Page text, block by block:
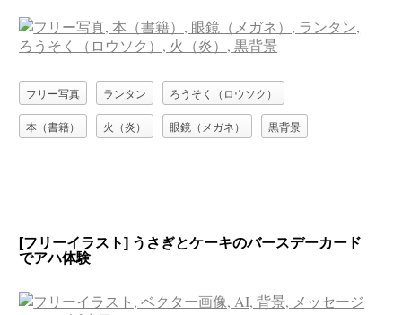
フリー写真 ランタン ろうそく（ロウソク）
本（書籍） 火（炎） 眼鏡（メガネ） 黒背景
[フリーイラスト] うさぎとケーキのバースデーカード
でアハ体験